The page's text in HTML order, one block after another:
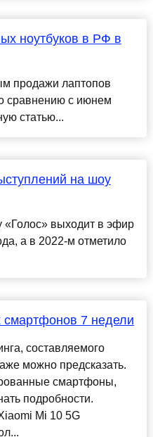
ноутбуков в РФ в
продажи лаптопов
сравнению с июнем
статью...
на шоу
«Голос» выходит в эфир
а в 2022-м отметило
7 недели
составляемого
можно предсказать.
смартфоны,
подробности.
Mi 10 5G